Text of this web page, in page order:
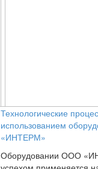
Технологические
использованием
«ИНТЕРМ»
Оборудовании ООО